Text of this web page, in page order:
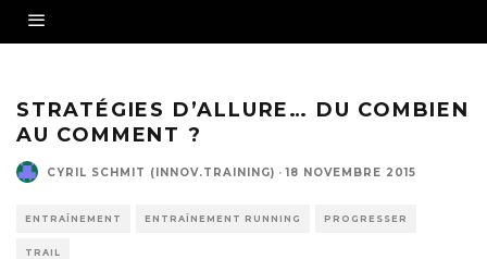
STRATÉGIES D’ALLURE… DU COMBIEN
AU COMMENT ?
CYRIL SCHMIT (INNOV.TRAINING) · 18 NOVEMBRE 2015
ENTRAÎNEMENT ENTRAÎNEMENT RUNNING PROGRESSER
TRAIL